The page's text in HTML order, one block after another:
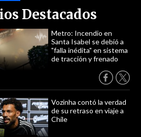
Destacados
Metro: Incendio en
Santa Isabel se debió a
"falla inédita" en sistema
de tracción y frenado
Vozinha contó la verdad
de su retraso en viaje a
Chile